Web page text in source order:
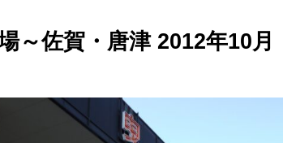
～佐賀・唐津 2012年10月